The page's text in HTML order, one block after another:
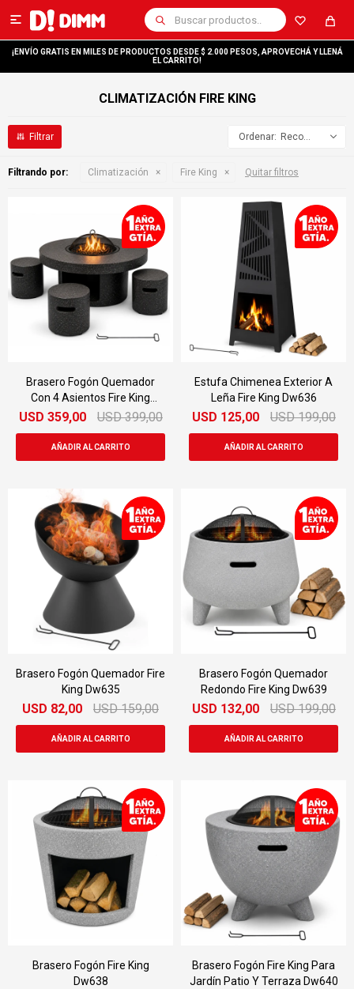

¡ENVÍO GRATIS EN MILES DE PRODUCTOS DESDE $ 2.000 PESOS, APROVECHÁ Y LLENÁ
EL CARRITO!
CLIMATIZACIÓN FIRE KING
Recomendados
Filtrando por: Climatización Fire King Quitar filtros
Brasero Fogón Quemador
Con 4 Asientos Fire King
Dw637
USD 359,00 USD 399,00
Estufa Chimenea Exterior A
Leña Fire King Dw636
USD 125,00 USD 199,00
Brasero Fogón Quemador Fire
King Dw635
USD 82,00 USD 159,00
Brasero Fogón Quemador
Redondo Fire King Dw639
USD 132,00 USD 199,00
Brasero Fogón Fire King
Dw638
Brasero Fogón Fire King Para
Jardín Patio Y Terraza Dw640